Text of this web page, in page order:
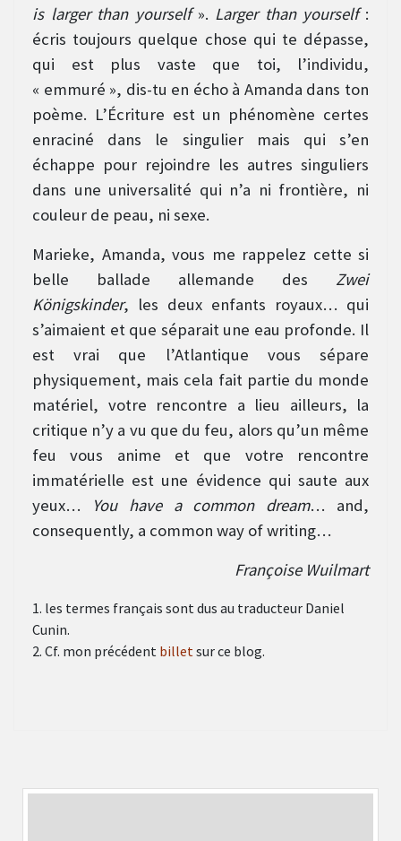
is larger than yourself». Larger than yourself:
écris toujours quelque chose qui te dépasse,
qui est plus vaste que toi, l’individu,
« emmuré », dis-tu en écho à Amanda dans ton
poème. L’Écriture est un phénomène certes
enraciné dans le singulier mais qui s’en
échappe pour rejoindre les autres singuliers
dans une universalité qui n’a ni frontière, ni
couleur de peau, ni sexe.
Marieke, Amanda, vous me rappelez cette si
belle ballade allemande des Zwei
Königskinder, les deux enfants royaux… qui
s’aimaient et que séparait une eau profonde. Il
est vrai que l’Atlantique vous sépare
physiquement, mais cela fait partie du monde
matériel, votre rencontre a lieu ailleurs, la
critique n’y a vu que du feu, alors qu’un même
feu vous anime et que votre rencontre
immatérielle est une évidence qui saute aux
yeux…
You have a common dream… and,
consequently, a common way of writing…
Françoise Wuilmart
1. les termes français sont dus au traducteur Daniel
Cunin.
2. Cf. mon précédent billet sur ce blog.